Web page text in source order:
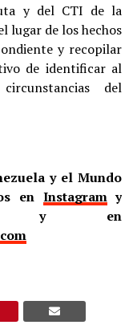
y del CTI de la
lugar de los hechos
y recopilar
de identificar al
del
y el Mundo
en Instagramy
en